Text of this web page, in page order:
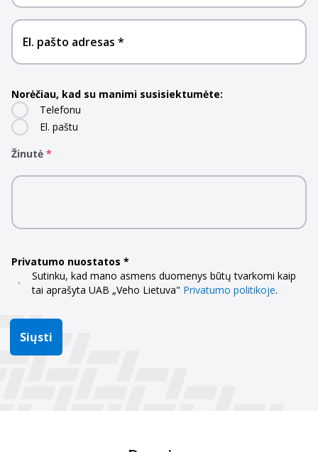
El. pašto adresas
Norėčiau, kad su manimi susisiektumėte:
Telefonu
El. paštu
Žinutė
Privatumo nuostatos
Sutinku, kad mano asmens duomenys būtų tvarkomi kaip
tai aprašyta UAB „Veho Lietuva" Privatumo politikoje.
Siųsti